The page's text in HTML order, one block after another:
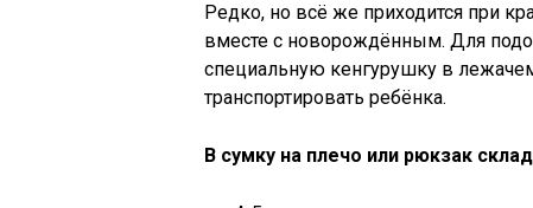
Редко, но всё же приходится при
вместе с новорождённым. Для
специальную кенгурушку в
транспортировать ребёнка.
В сумку на плечо или рюкзак